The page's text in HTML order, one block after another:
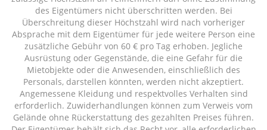
des Eigentümers nicht überschritten werden. Bei
Überschreitung dieser Höchstzahl wird nach vorheriger
Absprache mit dem Eigentümer für jede weitere Person eine
zusätzliche Gebühr von 60 € pro Tag erhoben. Jegliche
Ausrüstung oder Gegenstände, die eine Gefahr für die
Mietobjekte oder die Anwesenden, einschließlich des
Personals, darstellen könnten, werden nicht akzeptiert.
Angemessene Kleidung und respektvolles Verhalten sind
erforderlich. Zuwiderhandlungen können zum Verweis vom
Gelände ohne Rückerstattung des gezahlten Preises führen.